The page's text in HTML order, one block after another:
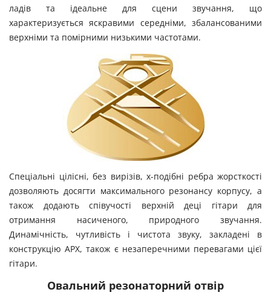
ладів та ідеальне для сцени звучання, що
характеризується яскравими середніми, збалансованими
верхніми та помірними низькими частотами.
Спеціальні цілісні, без вирізів, x-подібні ребра жорсткості
дозволяють досягти максимального резонансу корпусу, а
також додають співучості верхній деці гітари для
отримання насиченого, природного звучання.
Динамічність, чутливість і чистота звуку, закладені в
конструкцію APX, також є незаперечними перевагами цієї
гітари.
Овальний резонаторний отвір